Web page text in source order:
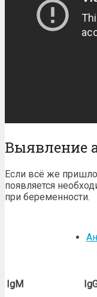
Выявление
Если всё же
появляется
при беременности.
IgM